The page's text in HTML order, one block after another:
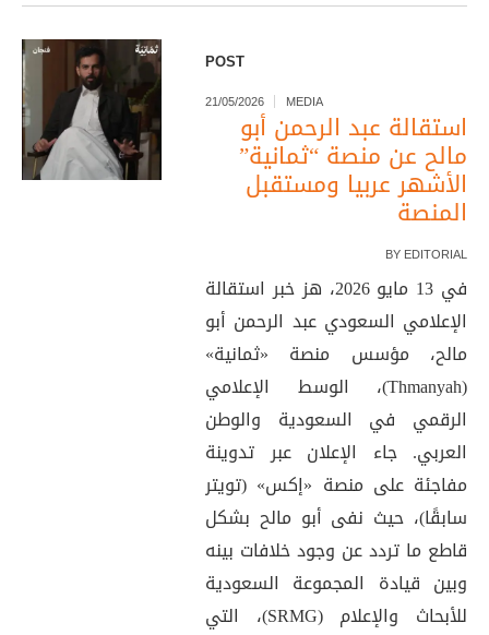
POST
21/05/2026 MEDIA
استقالة عبد الرحمن أبو
مالح عن منصة “ثمانية”
الأشهر عربيا ومستقبل
المنصة
BY EDITORIAL
في 13 مايو 2026، هز خبر استقالة
الإعلامي السعودي عبد الرحمن أبو
مالح، مؤسس منصة «ثمانية»
(Thmanyah)، الوسط الإعلامي
الرقمي في السعودية والوطن
العربي. جاء الإعلان عبر تدوينة
مفاجئة على منصة «إكس» (تويتر
سابقًا)، حيث نفى أبو مالح بشكل
قاطع ما تردد عن وجود خلافات بينه
وبين قيادة المجموعة السعودية
للأبحاث والإعلام (SRMG)، التي